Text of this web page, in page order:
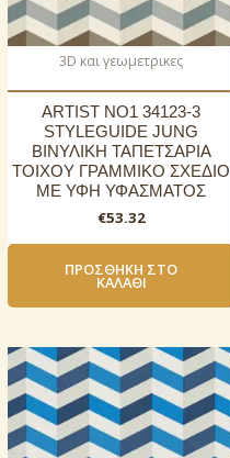
3D και γεωμετρικες
ARTIST NO1 34123-3
STYLEGUIDE JUNG
ΒΙΝΥΛΙΚΗ ΤΑΠΕΤΣΑΡΙΑ
ΤΟΙΧΟΥ ΓΡΑΜΜΙΚΟ ΣΧΕΔΙΟ
ΜΕ ΥΦΗ ΥΦΑΣΜΑΤΟΣ
€53.32
ΠΡΟΣΘΉΚΗ ΣΤΟ
ΚΑΛΆΘΙ